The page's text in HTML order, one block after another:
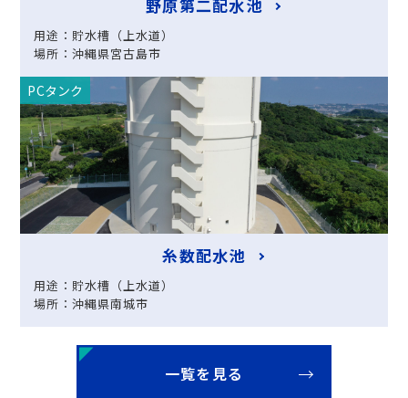
野原第二配水池
用途：貯水槽（上水道）
場所：沖縄県宮古島市
PCタンク
糸数配水池
用途：貯水槽（上水道）
場所：沖縄県南城市
一覧を見る